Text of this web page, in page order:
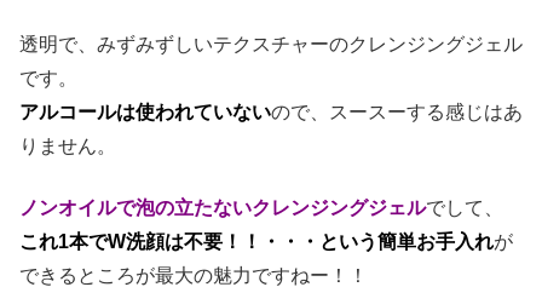
透明で、みずみずしいテクスチャーのクレンジングジェル
です。
アルコールは使われていないので、スースーする感じはあ
りません。
ノンオイルで泡の立たないクレンジングジェルでして、
これ1本でW洗顔は不要！！・・・という簡単お手入れが
できるところが最大の魅力ですねー！！